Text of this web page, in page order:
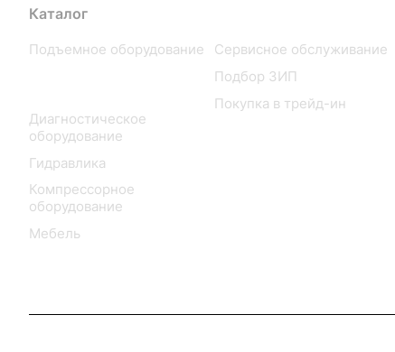
Каталог
Подъемное оборудование
Диагностическое
оборудование
Гидравлика
Компрессорное
оборудование
Мебель
Сервисное обслуживание
Подбор ЗИП
Покупка в трейд-ин